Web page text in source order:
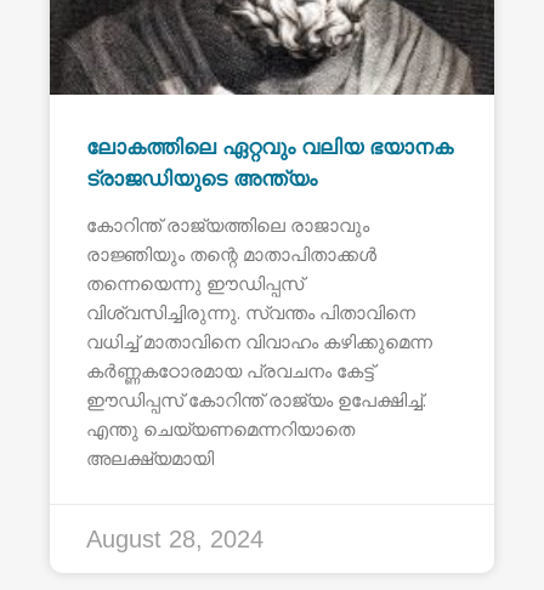
ലോകത്തിലെ ഏറ്റവും വലിയ ഭയാനക
ട്രാജഡിയുടെ അന്ത്യം
കോറിന്ത് രാജ്യത്തിലെ രാജാവും
രാജ്ഞിയും തന്റെ മാതാപിതാക്കൾ
തന്നെയെന്നു ഈഡിപ്പസ്
വിശ്വസിച്ചിരുന്നു. സ്വന്തം പിതാവിനെ
വധിച്ച് മാതാവിനെ വിവാഹം കഴിക്കുമെന്ന
കർണ്ണകഠോരമായ പ്രവചനം കേട്ട്
ഈഡിപ്പസ് കോറിന്ത് രാജ്യം ഉപേക്ഷിച്ച്.
എന്തു ചെയ്യണമെന്നറിയാതെ
അലക്ഷ്യമായി
August 28, 2024